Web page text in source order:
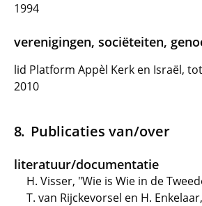
1994
verenigingen, sociëteiten,
lid Platform Appèl Kerk en Israël,
2010
Publicaties van/over
literatuur/documentatie
H. Visser, "Wie is Wie in de
T. van Rijckevorsel en H.